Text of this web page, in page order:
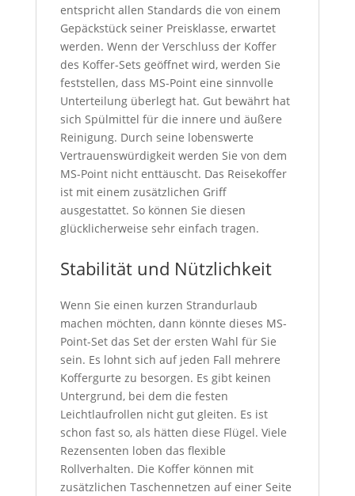
entspricht allen Standards die von einem
Gepäckstück seiner Preisklasse, erwartet
werden. Wenn der Verschluss der Koffer
des Koffer-Sets geöffnet wird, werden Sie
feststellen, dass MS-Point eine sinnvolle
Unterteilung überlegt hat. Gut bewährt hat
sich Spülmittel für die innere und äußere
Reinigung. Durch seine lobenswerte
Vertrauenswürdigkeit werden Sie von dem
MS-Point nicht enttäuscht. Das Reisekoffer
ist mit einem zusätzlichen Griff
ausgestattet. So können Sie diesen
glücklicherweise sehr einfach tragen.
Stabilität und Nützlichkeit
Wenn Sie einen kurzen Strandurlaub
machen möchten, dann könnte dieses MS-
Point-Set das Set der ersten Wahl für Sie
sein. Es lohnt sich auf jeden Fall mehrere
Koffergurte zu besorgen. Es gibt keinen
Untergrund, bei dem die festen
Leichtlaufrollen nicht gut gleiten. Es ist
schon fast so, als hätten diese Flügel. Viele
Rezensenten loben das flexible
Rollverhalten. Die Koffer können mit
zusätzlichen Taschennetzen auf einer Seite